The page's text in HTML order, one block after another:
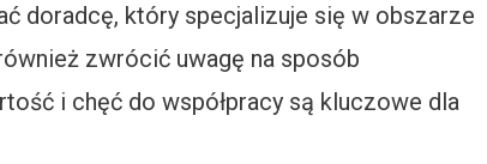
doradcę, który specjalizuje się w obszarze
zwrócić uwagę na sposób
i chęć do współpracy są kluczowe dla